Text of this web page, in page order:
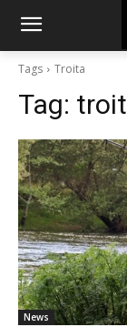
Tags Troita
Tag:
News